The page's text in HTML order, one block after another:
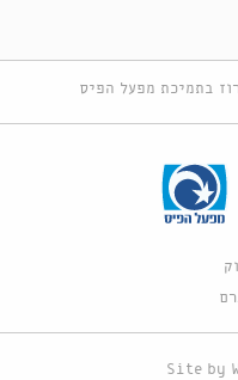
בתמיכת מפעל הפיס
Site by